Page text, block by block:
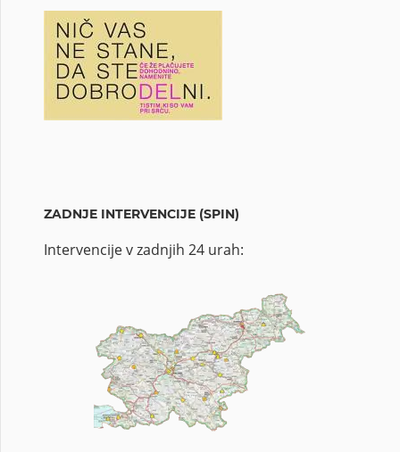
ZADNJE INTERVENCIJE (SPIN)
Intervencije v zadnjih 24 urah: